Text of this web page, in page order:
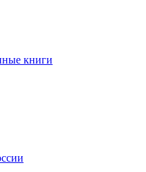
книги